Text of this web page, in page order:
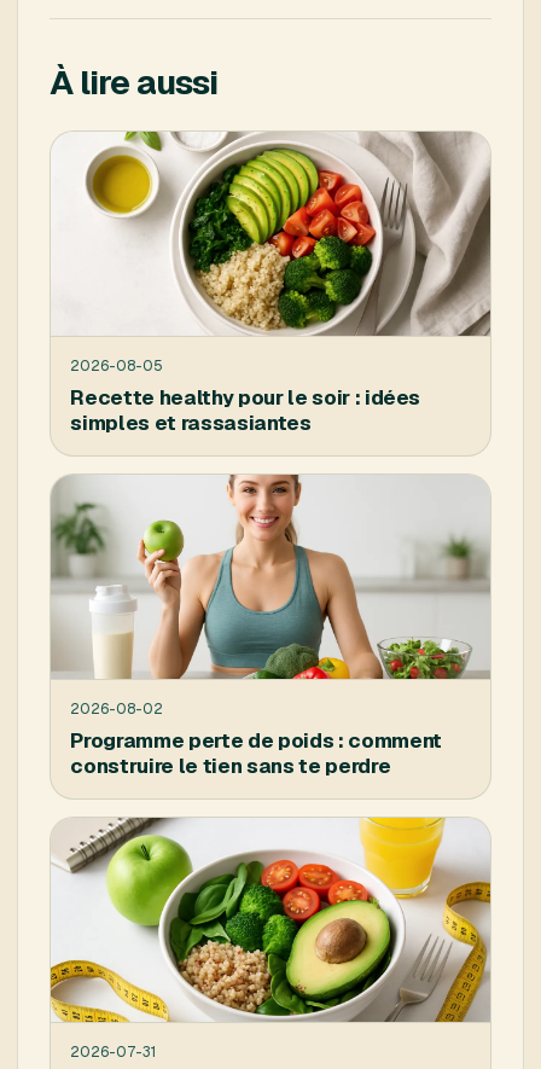
À lire aussi
2026-08-05
Recette healthy pour le soir : idées
simples et rassasiantes
2026-08-02
Programme perte de poids : comment
construire le tien sans te perdre
2026-07-31